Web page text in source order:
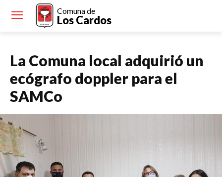
Comuna de
Los Cardos
La Comuna local adquirió un
ecógrafo doppler para el
SAMCo